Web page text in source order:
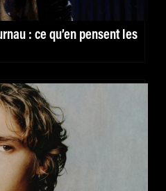
: ce qu’en pensent les